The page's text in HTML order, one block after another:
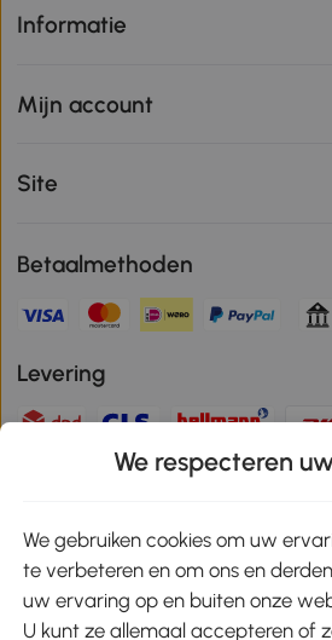
Informatie
Mijn account
Site
Betaalmethoden
Levering
Veilige betaling
Download de app en ontvang
We respecteren
We gebruiken cookies om uw
te verbeteren en om ons en
uw ervaring op en buiten onze
U kunt ze allemaal accepteren of